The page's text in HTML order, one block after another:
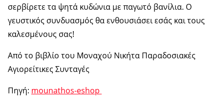
σερβίρετε τα ψητά κυδώνια με παγωτό βανίλια. Ο
γευστικός συνδυασμός θα ενθουσιάσει εσάς και τους
καλεσμένους σας!
Από το βιβλίο του Μοναχού Νικήτα Παραδοσιακές
Αγιορείτικες Συνταγές
Πηγή: mounathos-eshop